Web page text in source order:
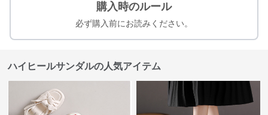
購入時のルール
必ず購入前にお読みください。
ハイヒールサンダルの人気アイテム